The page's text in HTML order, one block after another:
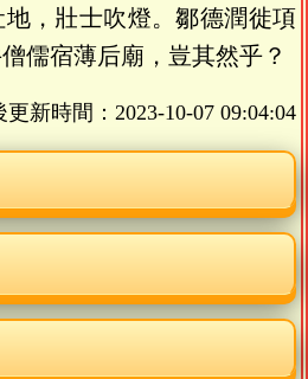
，壯士吹燈。鄒德潤徙項
儒宿薄后廟，豈其然乎？
新時間： 2023-10-07 09:04:04